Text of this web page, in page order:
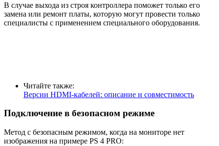
В случае выхода из строя контроллера поможет только его
замена или ремонт платы, которую могут провести только
специалисты с применением специального оборудования.
Читайте также:
Версии HDMI-кабелей: описание и совместимость
Подключение в безопасном режиме
Метод с безопасным режимом, когда на мониторе нет
изображения на примере PS 4 PRO: